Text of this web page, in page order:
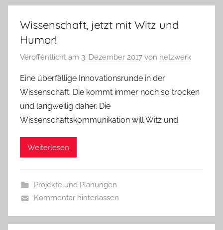
Wissenschaft, jetzt mit Witz und
Humor!
Veröffentlicht am 3. Dezember 2017 von netzwerk
Eine überfällige Innovationsrunde in der
Wissenschaft. Die kommt immer noch so trocken
und langweilig daher. Die
Wissenschaftskommunikation will Witz und
Weiterlesen
Projekte und Planungen
Kommentar hinterlassen